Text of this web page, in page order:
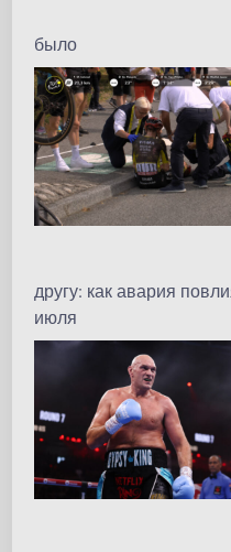
было
другу: как авария
июля